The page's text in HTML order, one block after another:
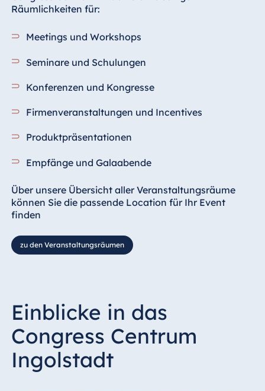
Räumlichkeiten für:
Meetings und Workshops
Seminare und Schulungen
Konferenzen und Kongresse
Firmenveranstaltungen und Incentives
Produktpräsentationen
Empfänge und Galaabende
Über unsere Übersicht aller Veranstaltungsräume
können Sie die passende Location für Ihr Event
finden
zu den Veranstaltungsräumen
Einblicke in das
Congress Centrum
Ingolstadt